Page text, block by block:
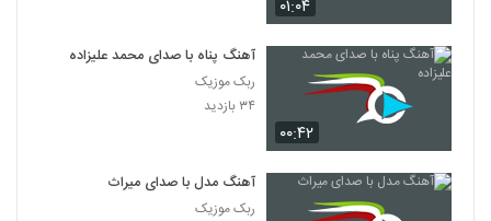
۰۱:۰۴
۰۰:۴۲
آهنگ پناه با صدای محمد علیزاده
ربک موزیک
۳۴ بازدید
آهنگ مدل با صدای میراث
ربک موزیک